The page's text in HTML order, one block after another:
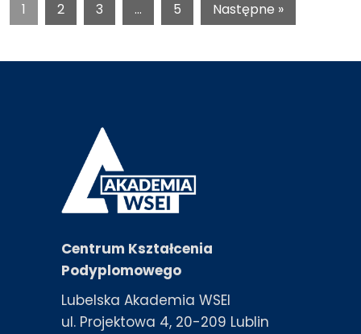
1 2 3 … 5 Następne »
Centrum Kształcenia
Podyplomowego
Lubelska Akademia WSEI
ul. Projektowa 4, 20-209 Lublin